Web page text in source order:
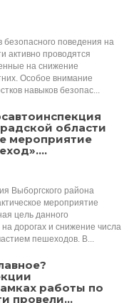
поведения на
активно проводятся
на снижение
Особое внимание
навыков безопас...
области
мероприятие
Выборгского района
мероприятие
цель данного
дорогах и снижение числа
пешеходов. В...
работы по
провели...